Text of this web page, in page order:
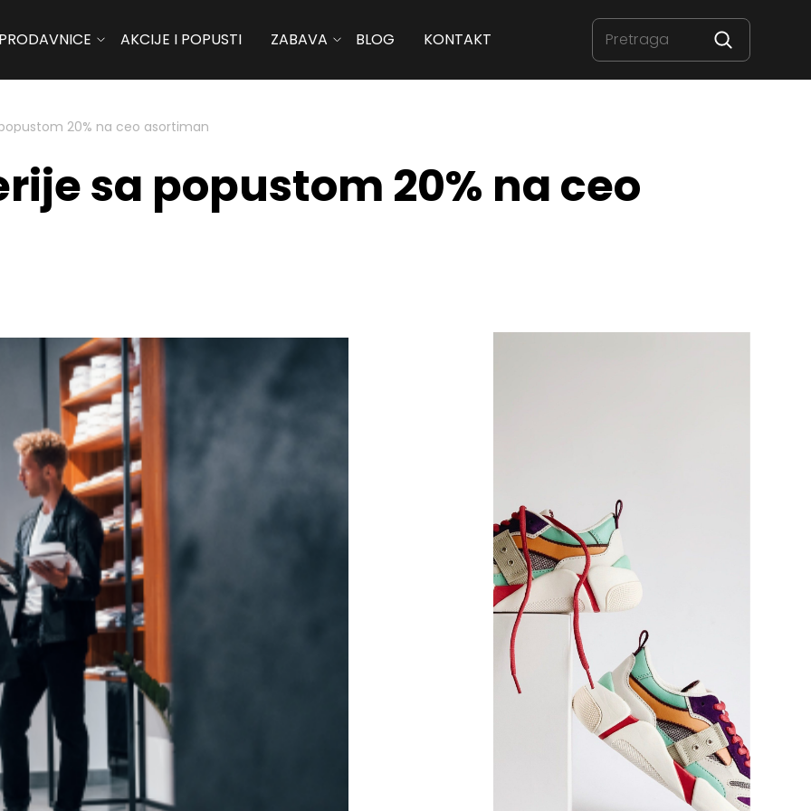
AKCIJE I POPUSTI ZABAVA BLOG KONTAKT
20% na ceo asortiman
sa popustom 20% na ceo